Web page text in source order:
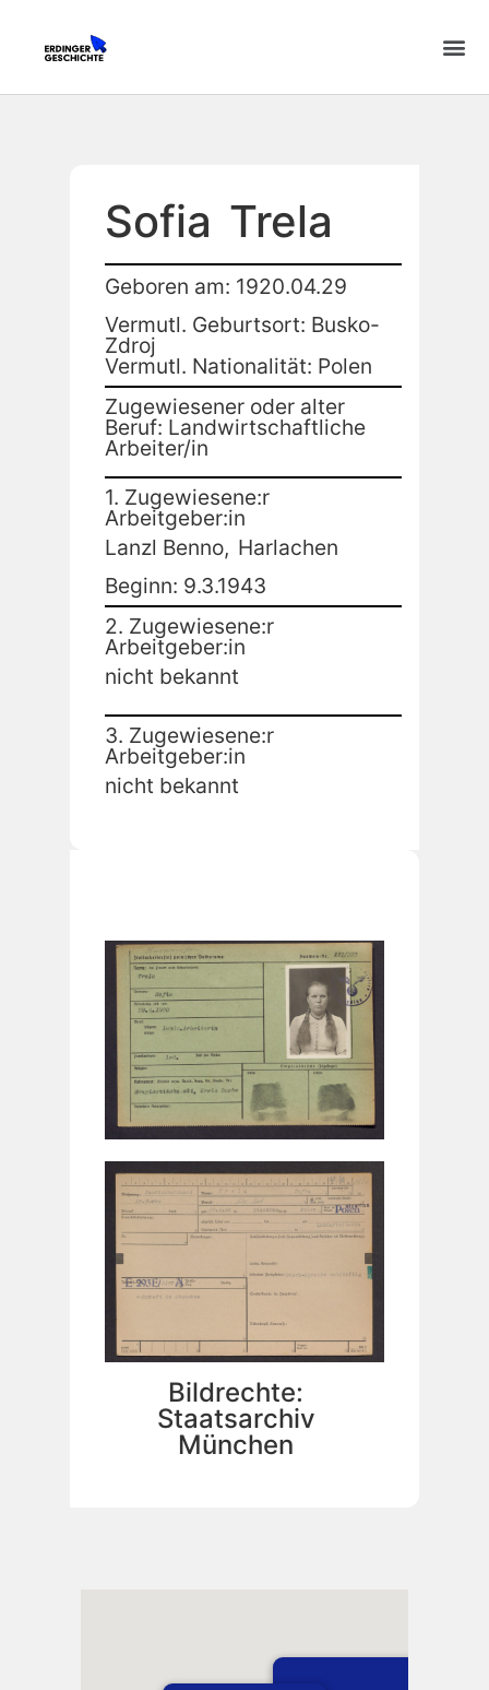
Sofia Trela
Geboren am: 1920.04.29
Vermutl. Geburtsort: Busko-
Zdroj
Vermutl. Nationalität: Polen
Zugewiesener oder alter
Beruf: Landwirtschaftliche
Arbeiter/in
1. Zugewiesene:r
Arbeitgeber:in
Lanzl Benno, Harlachen
Beginn: 9.3.1943
2. Zugewiesene:r
Arbeitgeber:in
nicht bekannt
3. Zugewiesene:r
Arbeitgeber:in
nicht bekannt
Bildrechte:
Staatsarchiv
München